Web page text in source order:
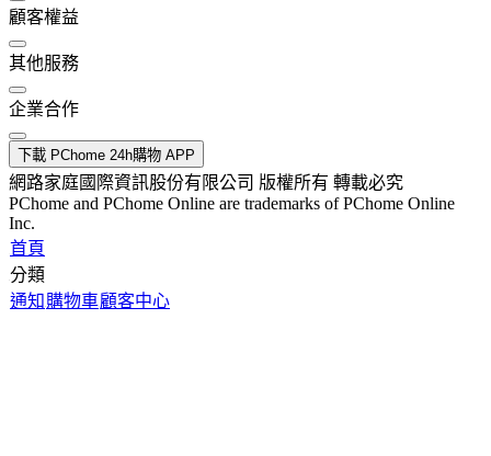
顧客權益
其他服務
企業合作
下載 PChome 24h購物 APP
網路家庭國際資訊股份有限公司 版權所有 轉載必究
PChome and PChome Online are trademarks of PChome Online
Inc.
首頁
分類
通知 購物車顧客中心